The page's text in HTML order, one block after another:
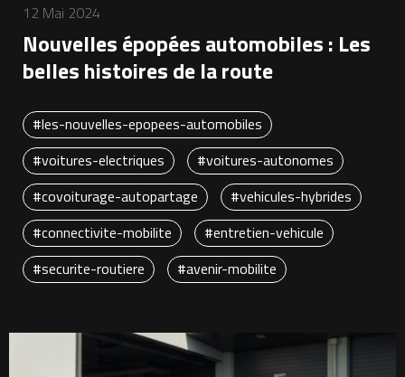
12 Mai 2024
Nouvelles épopées automobiles : Les
belles histoires de la route
#les-nouvelles-epopees-automobiles
#voitures-electriques
#voitures-autonomes
#covoiturage-autopartage
#vehicules-hybrides
#connectivite-mobilite
#entretien-vehicule
#securite-routiere
#avenir-mobilite